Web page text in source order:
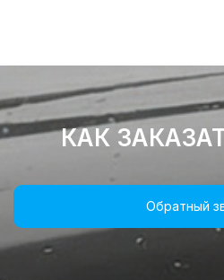
КАК
Обратный